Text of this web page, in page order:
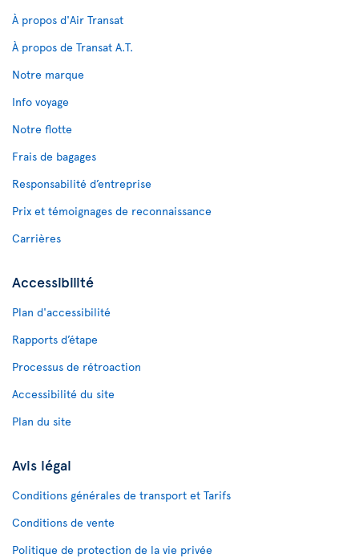
À propos d'Air Transat
À propos de Transat A.T.
Notre marque
Info voyage
Notre flotte
Frais de bagages
Responsabilité d’entreprise
Prix et témoignages de reconnaissance
Carrières
Accessibilité
Plan d'accessibilité
Rapports d’étape
Processus de rétroaction
Accessibilité du site
Plan du site
Avis légal
Conditions générales de transport et Tarifs
Conditions de vente
Politique de protection de la vie privée